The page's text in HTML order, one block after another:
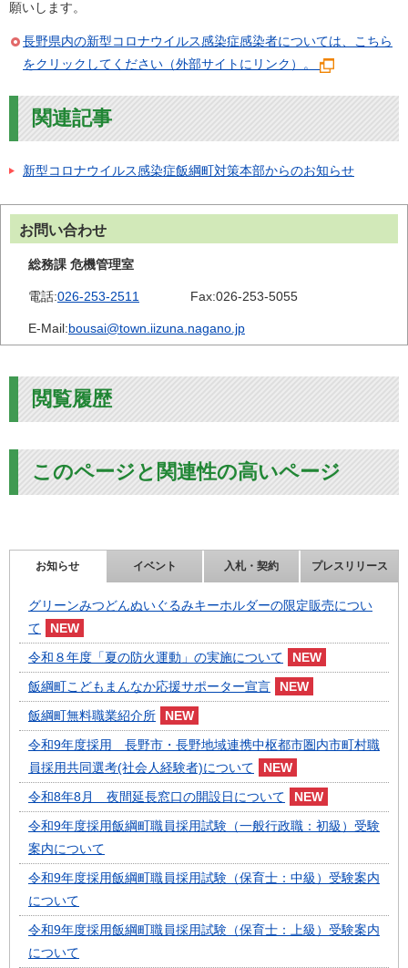
願いします。
長野県内の新型コロナウイルス感染症感染者については、こちら
をクリックしてください（外部サイトにリンク）。
関連記事
新型コロナウイルス感染症飯綱町対策本部からのお知らせ
お問い合わせ
総務課 危機管理室
電話:026-253-2511 Fax:026-253-5055
E-Mail:bousai@town.iizuna.nagano.jp
閲覧履歴
このページと関連性の高いページ
お知らせ イベント 入札・契約 プレスリリース
グリーンみつどんぬいぐるみキーホルダーの限定販売につい
て
令和８年度「夏の防火運動」の実施について
飯綱町こどもまんなか応援サポーター宣言
飯綱町無料職業紹介所
令和9年度採用 長野市・長野地域連携中枢都市圏内市町村職
員採用共同選考(社会人経験者)について
令和8年8月 夜間延長窓口の開設日について
令和9年度採用飯綱町職員採用試験（一般行政職：初級）受験
案内について
令和9年度採用飯綱町職員採用試験（保育士：中級）受験案内
について
令和9年度採用飯綱町職員採用試験（保育士：上級）受験案内
について